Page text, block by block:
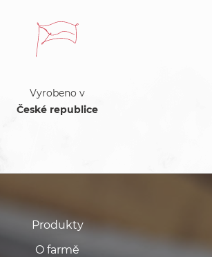
Vyrobeno v
České republice
Produkty
O farmě